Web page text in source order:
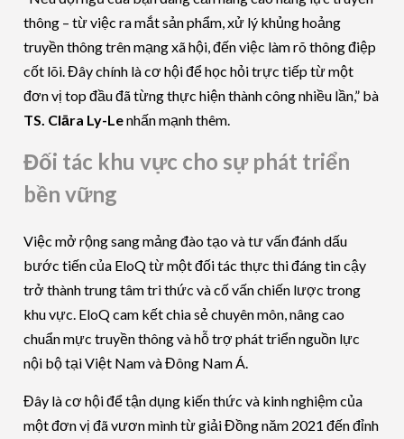
thông – từ việc ra mắt sản phẩm, xử lý khủng hoảng
truyền thông trên mạng xã hội, đến việc làm rõ thông điệp
cốt lõi. Đây chính là cơ hội để học hỏi trực tiếp từ một
đơn vị top đầu đã từng thực hiện thành công nhiều lần,” bà
TS. Clāra Ly-Lenhấn mạnh thêm.
Đối tác khu vực cho sự phát triển
bền vững
Việc mở rộng sang mảng đào tạo và tư vấn đánh dấu
bước tiến của EloQ từ một đối tác thực thi đáng tin cậy
trở thành trung tâm tri thức và cố vấn chiến lược trong
khu vực. EloQ cam kết chia sẻ chuyên môn, nâng cao
chuẩn mực truyền thông và hỗ trợ phát triển nguồn lực
nội bộ tại Việt Nam và Đông Nam Á.
Đây là cơ hội để tận dụng kiến thức và kinh nghiệm của
một đơn vị đã vươn mình từ giải Đồng năm 2021 đến đỉnh